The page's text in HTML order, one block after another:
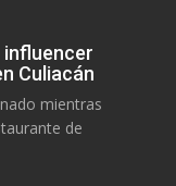
influencer
Culiacán
mientras
de